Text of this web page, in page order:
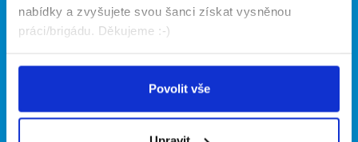
nabídky a zvyšujete svou šanci získat vysněnou
práci/brigádu. Děkujeme :-)
Povolit vše
O portálu
Upravit předvolby cookies
Naše další projekty
Nabídka práce z celé ČR